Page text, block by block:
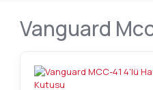
Vanguard